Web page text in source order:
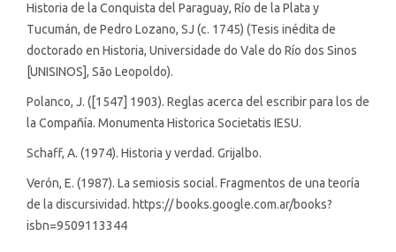
Historia de la Conquista del Paraguay, Río de la Plata y
Tucumán, de Pedro Lozano, SJ (c. 1745) (Tesis inédita de
doctorado en Historia, Universidade do Vale do Río dos Sinos
[UNISINOS], São Leopoldo).
Polanco, J. ([1547] 1903). Reglas acerca del escribir para los de
la Compañía. Monumenta Historica Societatis IESU.
Schaff, A. (1974). Historia y verdad. Grijalbo.
Verón, E. (1987). La semiosis social. Fragmentos de una teoría
de la discursividad. https:// books.google.com.ar/books?
isbn=9509113344